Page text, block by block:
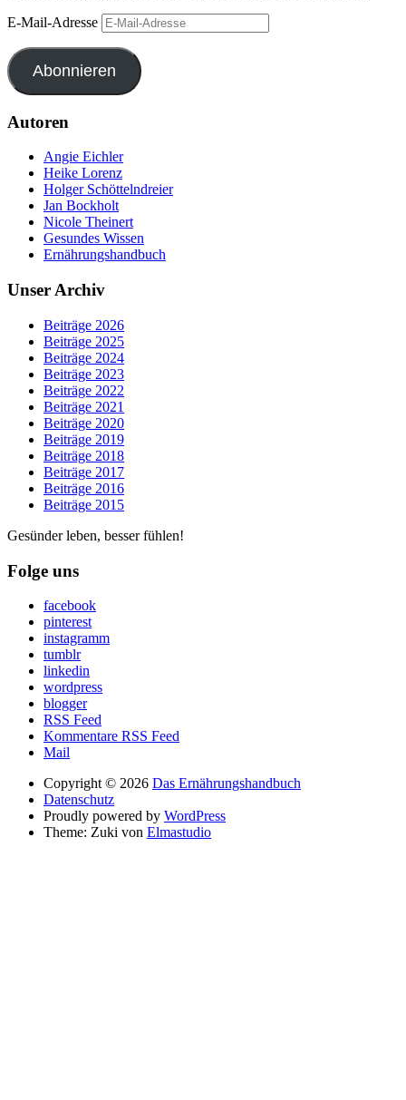
E-Mail-Adresse
Abonnieren
Autoren
Angie Eichler
Heike Lorenz
Holger Schöttelndreier
Jan Bockholt
Nicole Theinert
Gesundes Wissen
Ernährungshandbuch
Unser Archiv
Beiträge 2026
Beiträge 2025
Beiträge 2024
Beiträge 2023
Beiträge 2022
Beiträge 2021
Beiträge 2020
Beiträge 2019
Beiträge 2018
Beiträge 2017
Beiträge 2016
Beiträge 2015
Gesünder leben, besser fühlen!
Folge uns
facebook
pinterest
instagramm
tumblr
linkedin
wordpress
blogger
RSS Feed
Kommentare RSS Feed
Mail
Copyright © 2026 Das Ernährungshandbuch
Datenschutz
Proudly powered by WordPress
Theme: Zuki von Elmastudio